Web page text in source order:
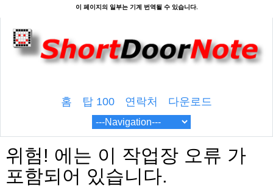
홈 탑 100 연락처 다운로드
위험! 에는 이 작업장 오류 가
포함되어 있습니다.